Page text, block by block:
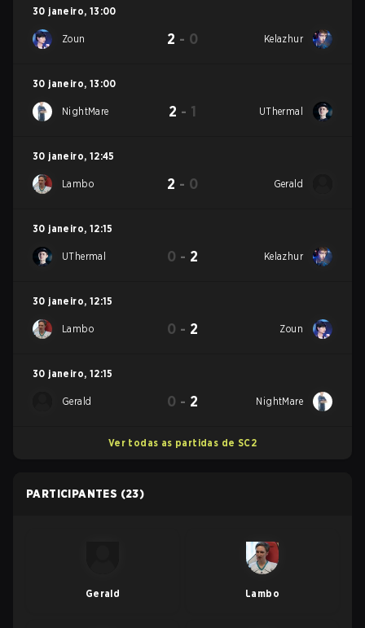
30 janeiro, 13:00
Zoun 2 - 0 Kelazhur
30 janeiro, 13:00
NightMare 2 - 1 UThermal
30 janeiro, 12:45
Lambo 2 - 0 Gerald
30 janeiro, 12:15
UThermal 0 - 2 Kelazhur
30 janeiro, 12:15
Lambo 0 - 2 Zoun
30 janeiro, 12:15
Gerald 0 - 2 NightMare
Ver todas as partidas de SC2
PARTICIPANTES (23)
Gerald Lambo